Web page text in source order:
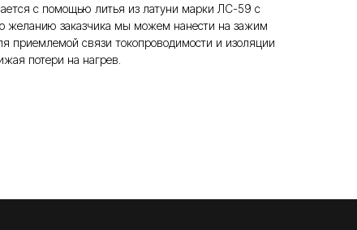
с помощью литья из латуни марки ЛС-59 с
желанию заказчика мы можем нанести на зажим
приемлемой связи токопроводимости и изоляции
потери на нагрев.